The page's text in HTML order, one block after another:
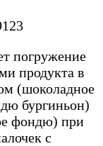
123
погружение
продукта в
(шоколадное
бургиньон)
фондю) при
с